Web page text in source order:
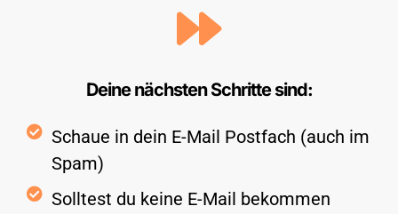
Deine nächsten Schritte sind:
Schaue in dein E-Mail Postfach (auch im
Spam)
Solltest du keine E-Mail bekommen